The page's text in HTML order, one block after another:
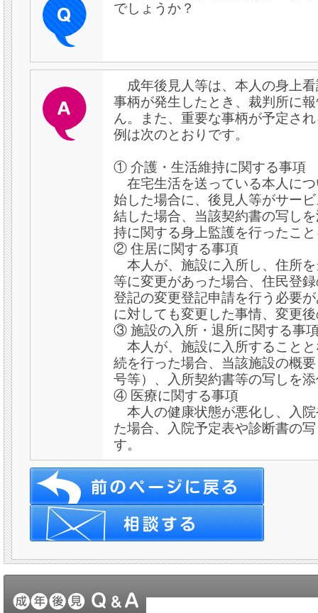
でしょうか？
成年後見人等は、本人の身上
事柄が発生したとき、裁判所に
ん。また、重要な事柄が予定さ
例は次のとおりです。
① 介護・生活維持に関する事項
在宅生活を送っている本人に
始した場合に、後見人等がサー
結した場合、当該契約書の写し
持に関する身上監護を行ったこ
② 住居に関する事項
本人が、施設に入所し、住所
等に変更があった場合、住民登
登記の変更登記申請を行う必要
に対しても変更した事情、変更
③ 施設の入所・退所に関する事
本人が、施設に入所すること
続を行った場合、当該施設の概
号等）、入所契約書等の写しを
④ 医療に関する事項
本人の健康状態が悪化し、入
た場合、入院予定表や診断書の
す。